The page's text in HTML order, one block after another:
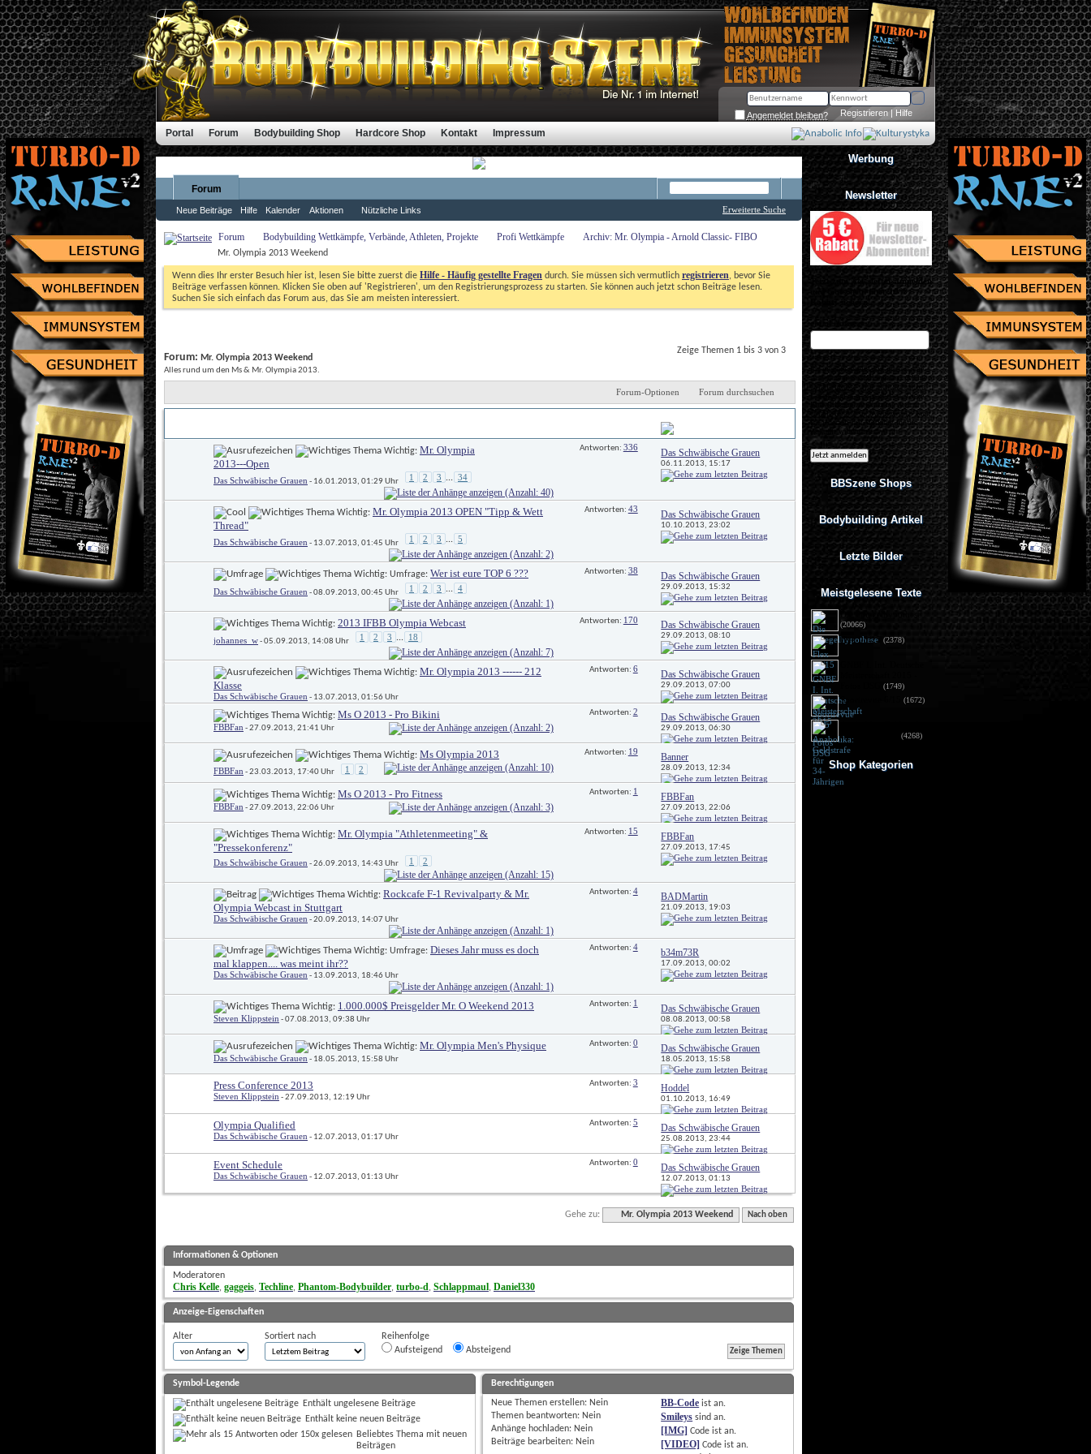
Angemeldet bleiben? Registrieren | Hilfe
Portal Forum Bodybuilding Shop Hardcore Shop Kontakt Impressum
Forum
Neue Beiträge Hilfe Kalender Aktionen Nützliche Links Erweiterte Suche
Forum Bodybuilding Wettkämpfe, Verbände, Athleten, Projekte Profi Wettkämpfe Archiv: Mr. Olympia - Arnold Classic- FIBO
Mr. Olympia 2013 Weekend
Wenn dies Ihr erster Besuch hier ist, lesen Sie bitte zuerst die Hilfe - Häufig gestellte Fragen durch. Sie müssen sich vermutlich registrieren, bevor Sie
Beiträge verfassen können. Klicken Sie oben auf 'Registrieren', um den Registrierungsprozess zu starten. Sie können auch jetzt schon Beiträge lesen.
Suchen Sie sich einfach das Forum aus, das Sie am meisten interessiert.
Zeige Themen 1 bis 3 von 3
Forum: Mr. Olympia 2013 Weekend
Alles rund um den Ms & Mr. Olympia 2013.
Forum-Optionen Forum durchsuchen
Wichtig: Mr. Olympia
2013---Open
Das Schwäbische Grauen - 16.01.2013, 01:29 Uhr 1 2 3 ... 34
Antworten: 336 Das Schwäbische Grauen
06.11.2013, 15:17
Wichtig: Mr. Olympia 2013 OPEN "Tipp & Wett
Thread"
Das Schwäbische Grauen - 13.07.2013, 01:45 Uhr 1 2 3 ... 5
Antworten: 43 Das Schwäbische Grauen
10.10.2013, 23:02
Wichtig: Umfrage: Wer ist eure TOP 6 ???
Das Schwäbische Grauen - 08.09.2013, 00:45 Uhr 1 2 3 ... 4
Antworten: 38 Das Schwäbische Grauen
29.09.2013, 15:32
Wichtig: 2013 IFBB Olympia Webcast
johannes_w - 05.09.2013, 14:08 Uhr 1 2 3 ... 18
Antworten: 170 Das Schwäbische Grauen
29.09.2013, 08:10
Wichtig: Mr. Olympia 2013 ------ 212
Klasse
Das Schwäbische Grauen - 13.07.2013, 01:56 Uhr
Antworten: 6 Das Schwäbische Grauen
29.09.2013, 07:00
Wichtig: Ms O 2013 - Pro Bikini
FBBFan - 27.09.2013, 21:41 Uhr
Antworten: 2 Das Schwäbische Grauen
29.09.2013, 06:30
Wichtig: Ms Olympia 2013
FBBFan - 23.03.2013, 17:40 Uhr 1 2
Antworten: 19 Banner
28.09.2013, 12:34
Wichtig: Ms O 2013 - Pro Fitness
FBBFan - 27.09.2013, 22:06 Uhr
Antworten: 1 FBBFan
27.09.2013, 22:06
Wichtig: Mr. Olympia "Athletenmeeting" &
"Pressekonferenz"
Das Schwäbische Grauen - 26.09.2013, 14:43 Uhr 1 2
Antworten: 15 FBBFan
27.09.2013, 17:45
Wichtig: Rockcafe F-1 Revivalparty & Mr.
Olympia Webcast in Stuttgart
Das Schwäbische Grauen - 20.09.2013, 14:07 Uhr
Antworten: 4 BADMartin
21.09.2013, 19:03
Wichtig: Umfrage: Dieses Jahr muss es doch
mal klappen.... was meint ihr??
Das Schwäbische Grauen - 13.09.2013, 18:46 Uhr
Antworten: 4 b34m73R
17.09.2013, 00:02
Wichtig: 1.000.000$ Preisgelder Mr. O Weekend 2013
Steven Klippstein - 07.08.2013, 09:38 Uhr
Antworten: 1 Das Schwäbische Grauen
08.08.2013, 00:58
Wichtig: Mr. Olympia Men's Physique
Das Schwäbische Grauen - 18.05.2013, 15:58 Uhr
Antworten: 0 Das Schwäbische Grauen
18.05.2013, 15:58
Press Conference 2013
Steven Klippstein - 27.09.2013, 12:19 Uhr
Antworten: 3 Hoddel
01.10.2013, 16:49
Olympia Qualified
Das Schwäbische Grauen - 12.07.2013, 01:17 Uhr
Antworten: 5 Das Schwäbische Grauen
25.08.2013, 23:44
Event Schedule
Das Schwäbische Grauen - 12.07.2013, 01:13 Uhr
Antworten: 0 Das Schwäbische Grauen
12.07.2013, 01:13
Gehe zu: Mr. Olympia 2013 Weekend Nach oben
Informationen & Optionen
Moderatoren
Chris Kelle, gaggeis, Techline, Phantom-Bodybuilder, turbo-d, Schlappmaul, Daniel330
Anzeige-Eigenschaften
Alter Sortiert nach
Reihenfolge
Aufsteigend
Absteigend
Symbol-Legende
Enthält ungelesene Beiträge
Enthält keine neuen Beiträge
Beliebtes Thema mit neuen
Beiträgen
Berechtigungen
Neue Themen erstellen: Nein
Themen beantworten: Nein
Anhänge hochladen: Nein
Beiträge bearbeiten: Nein
BB-Code istan.
Smileys sindan.
[IMG] Code istan.
[VIDEO] Code istan.
Werbung
Newsletter
Jetzt zum Newsletter anmelden
und Gutschein über 10%
eMail Adresse
Ich möchte regelmäßig interessante
Angebote per eMail erhalten. Meine
eMail-Adresse wird nicht an andere
Unternehmen weitergegeben. Diese
Einwilligung zur Nutzung meiner
eMail-Adresse für Werbezwecke kann
ich jederzeit mit Wirkung für die
Zukunft widerrufen.
BBSzene Shops
Bodybuilding Artikel
Letzte Bilder
Meistgelesene Texte
Die Spiegelhypothese
(20066)
Flex 05/15 (2378)
(1749)
Sportrevue 6/15 (1672)
für 34-Jährigen
(4268)
Shop Kategorien
Frauen Fitness